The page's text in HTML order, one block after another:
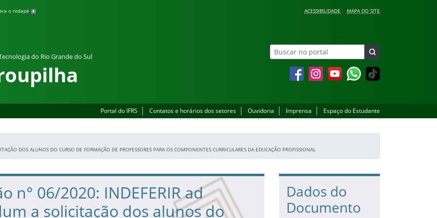
o rodapé 4 ACESSIBILIDADE MAPA DO SITE
do Rio Grande do Sul
FacebookInstagramYouTubeWhatsapp
Portal do IFRS Contatos e horários dos setores Ouvidoria Imprensa Espaço do Estudante
DOS ALUNOS DO CURSO DE FORMAÇÃO DE PROFESSORES PARA OS COMPONENTES CURRICULARES DA EDUCAÇÃO PROFISSIONAL
n° 06/2020: INDEFERIR ad
a solicitação dos alunos do
Dados do
Documento